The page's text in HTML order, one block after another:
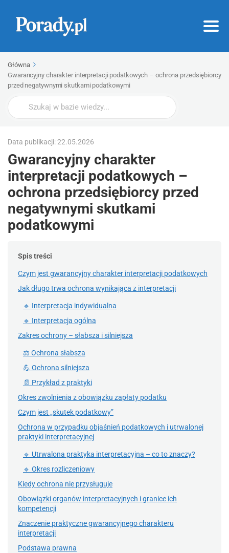
Główna
Gwarancyjny charakter interpretacji podatkowych – ochrona przedsiębiorcy
przed negatywnymi skutkami podatkowymi
Wyszukaj
Data publikacji: 22.05.2026
Gwarancyjny charakter
interpretacji podatkowych –
ochrona przedsiębiorcy przed
negatywnymi skutkami
podatkowymi
Spis treści
Czym jest gwarancyjny charakter interpretacji podatkowych
Jak długo trwa ochrona wynikająca z interpretacji
🔹 Interpretacja indywidualna
🔹 Interpretacja ogólna
Zakres ochrony – słabsza i silniejsza
⚖️ Ochrona słabsza
💪 Ochrona silniejsza
📄 Przykład z praktyki
Okres zwolnienia z obowiązku zapłaty podatku
Czym jest „skutek podatkowy”
Ochrona w przypadku objaśnień podatkowych i utrwalonej
praktyki interpretacyjnej
🔹 Utrwalona praktyka interpretacyjna – co to znaczy?
🔹 Okres rozliczeniowy
Kiedy ochrona nie przysługuje
Obowiązki organów interpretacyjnych i granice ich
kompetencji
Znaczenie praktyczne gwarancyjnego charakteru
interpretacji
Podstawa prawna